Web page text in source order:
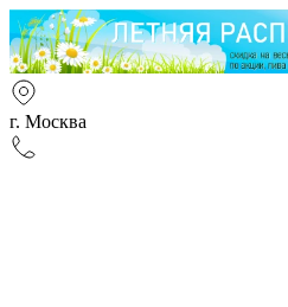
г. Москва